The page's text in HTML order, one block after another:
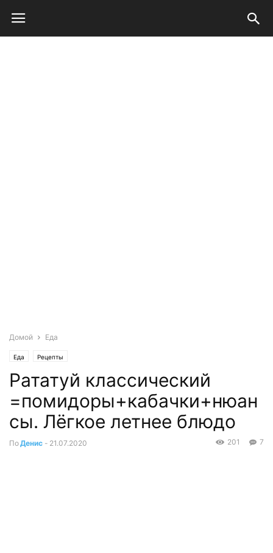
Домой Еда
Еда Рецепты
Рататуй классический
=помидоры+кабачки+нюан
сы. Лёгкое летнее блюдо
ПоДенис - 21.07.2020 7
201